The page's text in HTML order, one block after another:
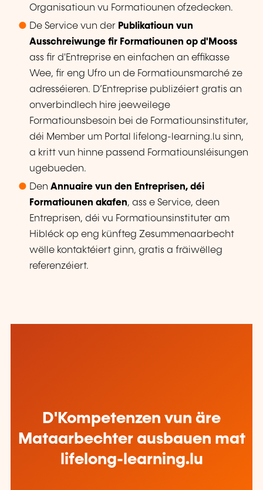
Organisatioun vu Formatiounen ofzedecken.
De Service vun der Publikatioun vun
Ausschreiwunge fir Formatiounen op d'Mooss
ass fir d'Entreprise en einfachen an effikasse
Wee, fir eng Ufro un de Formatiounsmarché ze
adresséieren. D’Entreprise publizéiert gratis an
onverbindlech hire jeeweilege
Formatiounsbesoin bei de Formatiounsinstituter,
déi Member um Portal lifelong-learning.lu sinn,
a kritt vun hinne passend Formatiounsléisungen
ugebueden.
DenAnnuaire vun den Entreprisen, déi
Formatiounen akafen, ass e Service, deen
Entreprisen, déi vu Formatiounsinstituter am
Hibléck op eng künfteg Zesummenaarbecht
wëlle kontaktéiert ginn, gratis a fräiwëlleg
referenzéiert.
D'Kompetenzen vun äre
Mataarbechter ausbauen mat
lifelong-learning.lu